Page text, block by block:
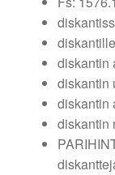
diskantin
diskantin
diskantin
diskantin